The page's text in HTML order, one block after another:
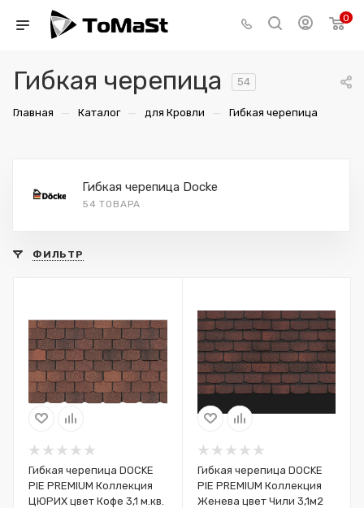
0
Гибкая черепица 54
Главная — Каталог — для Кровли — Гибкая черепица
Гибкая черепица Docke
54 ТОВАРА
ФИЛЬТР
Гибкая черепица DOCKE
PIE PREMIUM Коллекция
ЦЮРИХ цвет Кофе 3,1 м.кв.
Гибкая черепица DOCKE
PIE PREMIUM Коллекция
Женева цвет Чили 3,1м2